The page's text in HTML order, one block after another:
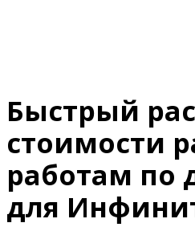
Быстрый
стоимости
работам по
для